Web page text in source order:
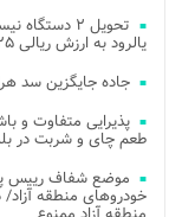
تحویل ۲
یالرود به ارزش ریالی ۲۵ میلیارد
جاده جایگزین سد
طعم چای و شربت در
موضع شفاف رییس
خودروهای منطقه